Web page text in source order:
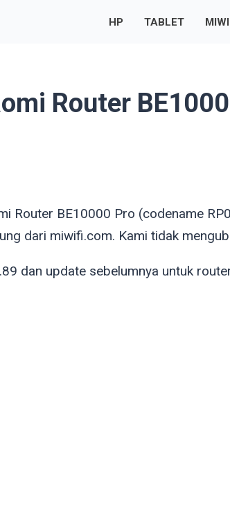
HP TABLET
Router
Router BE10000 Pro (codename
dari miwifi.com. Kami tidak
dan update sebelumnya untuk